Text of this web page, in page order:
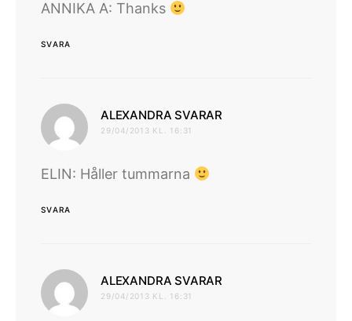
ANNIKA A: Thanks
SVARA
ALEXANDRA SVARAR
29/04/2013 KL. 16:31
ELIN: Håller tummarna
SVARA
ALEXANDRA SVARAR
29/04/2013 KL. 16:31